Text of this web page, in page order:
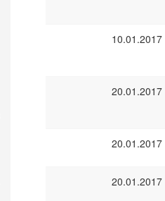
10.01.2017
20.01.2017
20.01.2017
20.01.2017